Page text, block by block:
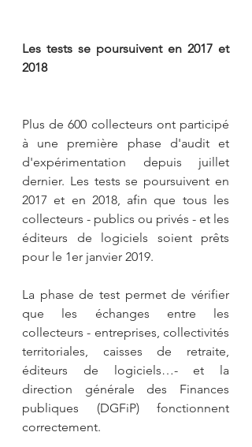
Les tests se poursuivent en 2017 et
2018
Plus de 600 collecteurs ont participé
à une première phase d'audit et
d'expérimentation depuis juillet
dernier. Les tests se poursuivent en
2017 et en 2018, afin que tous les
collecteurs - publics ou privés - et les
éditeurs de logiciels soient prêts
pour le 1er janvier 2019.
La phase de test permet de vérifier
que les échanges entre les
collecteurs - entreprises, collectivités
territoriales, caisses de retraite,
éditeurs de logiciels…- et la
direction générale des Finances
publiques (DGFiP) fonctionnent
correctement.